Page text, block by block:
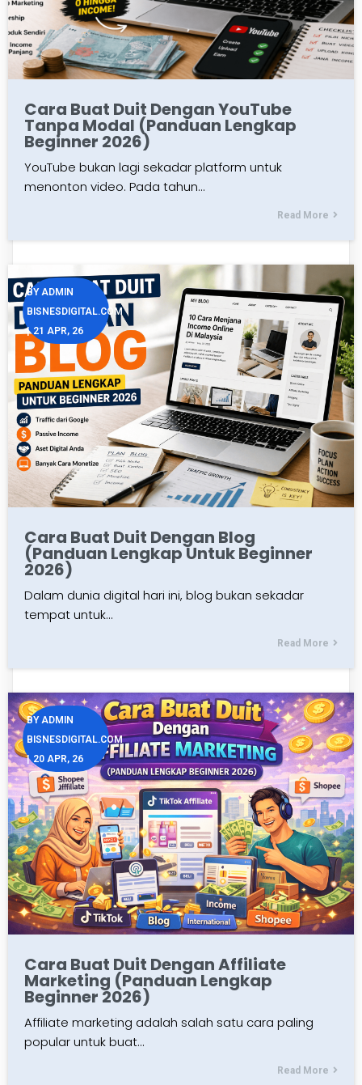
Cara Buat Duit Dengan YouTube
Tanpa Modal (Panduan Lengkap
Beginner 2026)
YouTube bukan lagi sekadar platform untuk
menonton video. Pada tahun…
Read More
Cara Buat Duit Dengan Blog
(Panduan Lengkap Untuk Beginner
2026)
BYADMIN
BISNESDIGITAL.COM
| 21 APR, 26
Dalam dunia digital hari ini, blog bukan sekadar
tempat untuk…
Read More
Cara Buat Duit Dengan Affiliate
Marketing (Panduan Lengkap
Beginner 2026)
BY ADMIN
BISNESDIGITAL.COM
| 20 APR, 26
Affiliate marketing adalah salah satu cara paling
popular untuk buat…
Read More